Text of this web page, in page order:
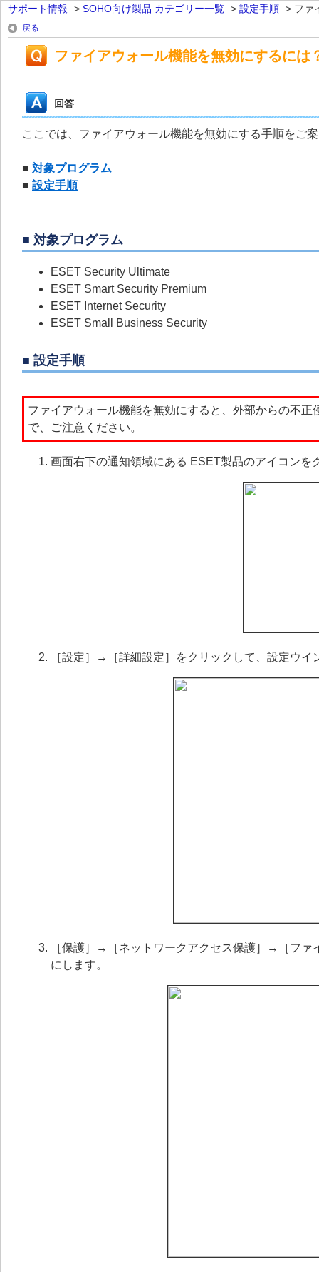
サポート情報 > SOHO向け製品 カテゴリー一覧 > 設定手順 > ファ
戻る
ファイアウォール機能を無効にするには
回答
ここでは、ファイアウォール機能を無効にする手順をご
■ 対象プログラム
■ 設定手順
■ 対象プログラム
ESET Security Ultimate
ESET Smart Security Premium
ESET Internet Security
ESET Small Business Security
■ 設定手順
ファイアウォール機能を無効にすると、外部からの不
で、ご注意ください。
画面右下の通知領域にある ESET製品のアイコンを
［設定］→［詳細設定］をクリックして、設定ウイ
［保護］→［ネットワークアクセス保護］→［ファ
にします。